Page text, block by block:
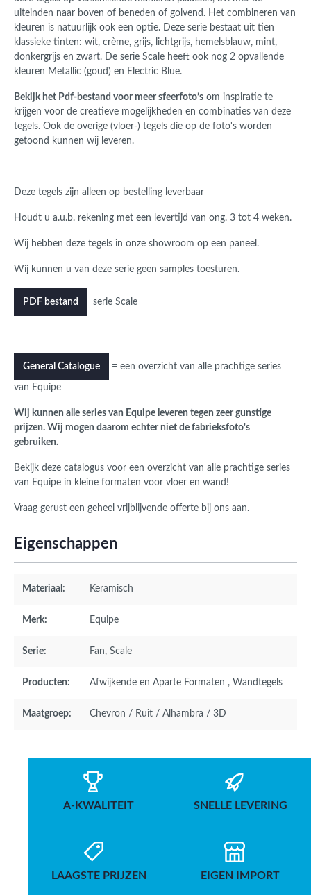
uiteinden naar boven of beneden of golvend. Het combineren van
kleuren is natuurlijk ook een optie. Deze serie bestaat uit tien
klassieke tinten: wit, crème, grijs, lichtgrijs, hemelsblauw, mint,
donkergrijs en zwart. De serie Scale heeft ook nog 2 opvallende
kleuren Metallic (goud) en Electric Blue.
Bekijk het Pdf-bestand voor meer sfeerfoto’s om inspiratie te
krijgen voor de creatieve mogelijkheden en combinaties van deze
tegels. Ook de overige (vloer-) tegels die op de foto's worden
getoond kunnen wij leveren.
Deze tegels zijn alleen op bestelling leverbaar
Houdt u a.u.b. rekening met een levertijd van ong. 3 tot 4 weken.
Wij hebben deze tegels in onze showroom op een paneel.
Wij kunnen u van deze serie geen samples toesturen.
PDF bestand serie Scale
General Catalogue = een overzicht van alle prachtige series
van Equipe
Wij kunnen alle series van Equipe leveren tegen zeer gunstige
prijzen. Wij mogen daarom echter niet de fabrieksfoto's
gebruiken.
Bekijk deze catalogus voor een overzicht van alle prachtige series
van Equipe in kleine formaten voor vloer en wand!
Vraag gerust een geheel vrijblijvende offerte bij ons aan.
Eigenschappen
Materiaal: Keramisch
Merk: Equipe
Serie: Fan, Scale
Producten: Afwijkende en Aparte Formaten , Wandtegels
Maatgroep: Chevron / Ruit / Alhambra / 3D
A-KWALITEIT SNELLE LEVERING
LAAGSTE PRIJZEN EIGEN IMPORT